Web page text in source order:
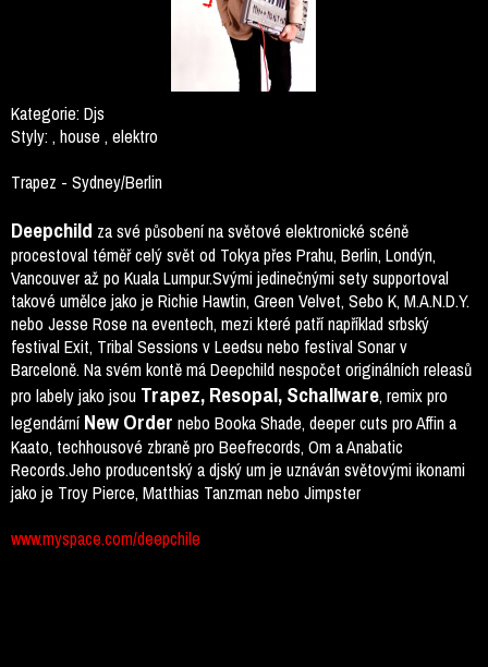
Kategorie:Djs
Styly:, house , elektro
Trapez - Sydney/Berlin
Deepchild za své působení na světové elektronické scéně
procestoval téměř celý svět od Tokya přes Prahu, Berlin, Londýn,
Vancouver až po Kuala Lumpur.Svými jedinečnými sety supportoval
takové umělce jako je Richie Hawtin, Green Velvet, Sebo K, M.A.N.D.Y.
nebo Jesse Rose na eventech, mezi které patří například srbský
festival Exit, Tribal Sessions v Leedsu nebo festival Sonar v
Barceloně. Na svém kontě má Deepchild nespočet originálních releasů
pro labely jako jsou Trapez, Resopal, Schallware, remix pro
legendární New Order nebo Booka Shade, deeper cuts pro Affin a
Kaato, techhousové zbraně pro Beefrecords, Om a Anabatic
Records.Jeho producentský a djský um je uznáván světovými ikonami
jako je Troy Pierce, Matthias Tanzman nebo Jimpster
www.myspace.com/deepchile